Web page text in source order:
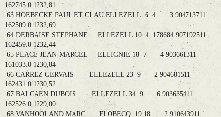
162745.0 1232,81
63 HOEBECKE PAUL ET CLAU ELLEZELL 6 4 3 904713711
162509.0 1232,69
64 DERBAISE STEPHANE ELLEZELL 10 4 178684 907192511
162459.0 1232,44
65 PLACE JEAN-MARCEL ELLIGNIE 18 7 4 903661311
161033.0 1230,84
66 CARREZ GERVAIS ELLEZELL 23 9 2 904681511
162431.0 1230,52
67 BALCAEN DUBOIS ELLEZELL 34 9 6 903635411
162526.0 1229,00
68 VANHOOLAND MARC FLOBECQ 19 18 2 910643911